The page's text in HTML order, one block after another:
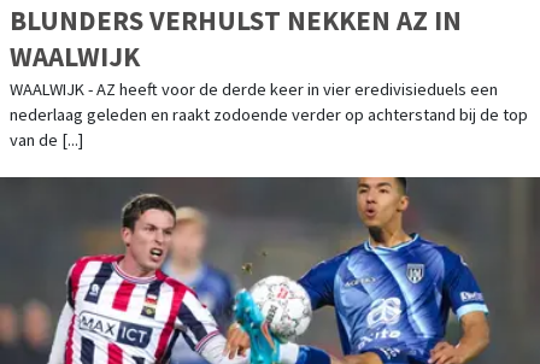
BLUNDERS VERHULST NEKKEN AZ IN
WAALWIJK
WAALWIJK - AZ heeft voor de derde keer in vier eredivisieduels een
nederlaag geleden en raakt zodoende verder op achterstand bij de top
van de [...]